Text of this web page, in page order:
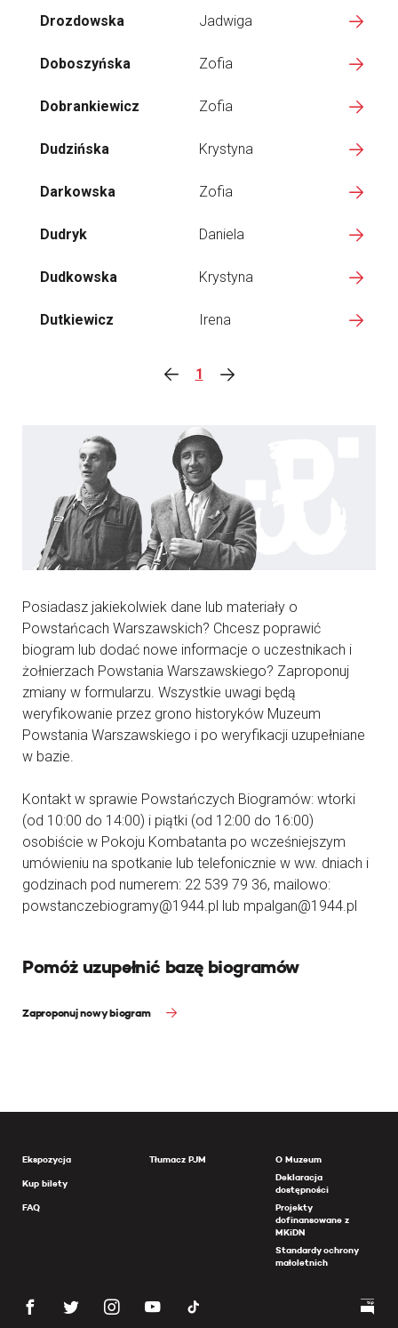
Drozdowska Jadwiga
Doboszyńska Zofia
Dobrankiewicz Zofia
Dudzińska Krystyna
Darkowska Zofia
Dudryk Daniela
Dudkowska Krystyna
Dutkiewicz Irena
1
Posiadasz jakiekolwiek dane lub materiały o
Powstańcach Warszawskich? Chcesz poprawić
biogram lub dodać nowe informacje o uczestnikach i
żołnierzach Powstania Warszawskiego? Zaproponuj
zmiany w formularzu. Wszystkie uwagi będą
weryfikowanie przez grono historyków Muzeum
Powstania Warszawskiego i po weryfikacji uzupełniane
w bazie.
Kontakt w sprawie Powstańczych Biogramów: wtorki
(od 10:00 do 14:00) i piątki (od 12:00 do 16:00)
osobiście w Pokoju Kombatanta po wcześniejszym
umówieniu na spotkanie lub telefonicznie w ww. dniach i
godzinach pod numerem: 22 539 79 36, mailowo:
powstanczebiogramy@1944.pl lub mpalgan@1944.pl
Pomóż uzupełnić bazę biogramów
Zaproponuj nowy biogram
Ekspozycja
Kup bilety
FAQ
Tłumacz PJM
O Muzeum
Deklaracja
dostępności
Projekty
dofinansowane z
MKiDN
Standardy ochrony
małoletnich